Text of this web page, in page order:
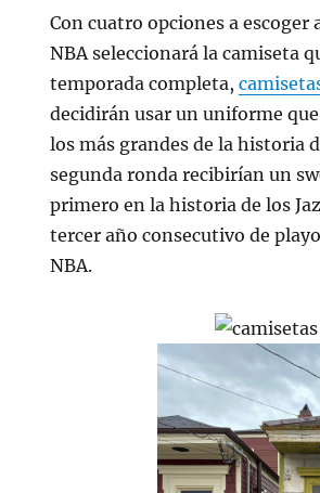
Con cuatro opciones a
NBA seleccionará la camiseta
temporada completa,
decidirán usar un uniforme
los más grandes de la historia
segunda ronda recibirían un
primero en la historia de los
tercer año consecutivo de
NBA.